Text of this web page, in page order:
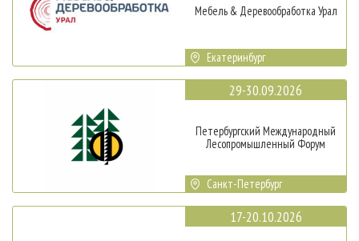
Мебель & Деревообработка Урал
Екатеринбург
29-30.09.2026
Петербургский Международный
Лесопромышленный Форум
Санкт-Петербург
17-20.10.2026